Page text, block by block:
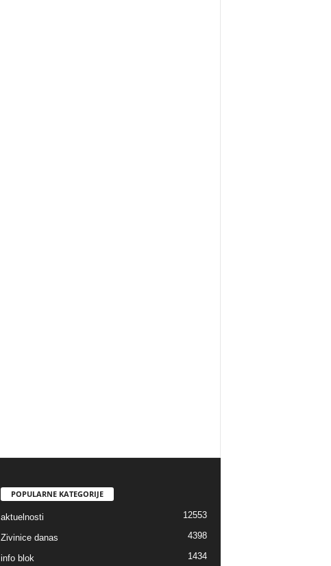
POPULARNE KATEGORIJE
aktuelnosti 12553
Zivinice danas 4398
info blok 1434